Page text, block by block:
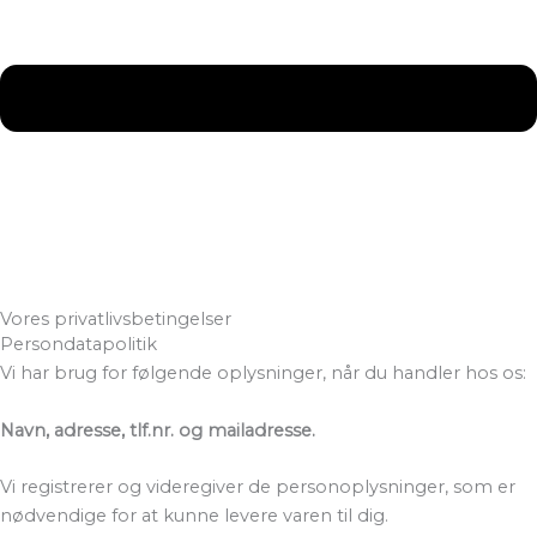
Vores privatlivsbetingelser
Persondatapolitik
Vi har brug for følgende oplysninger, når du handler hos os:
Navn, adresse, tlf.nr. og mailadresse.
Vi registrerer og videregiver de personoplysninger, som er
nødvendige for at kunne levere varen til dig.